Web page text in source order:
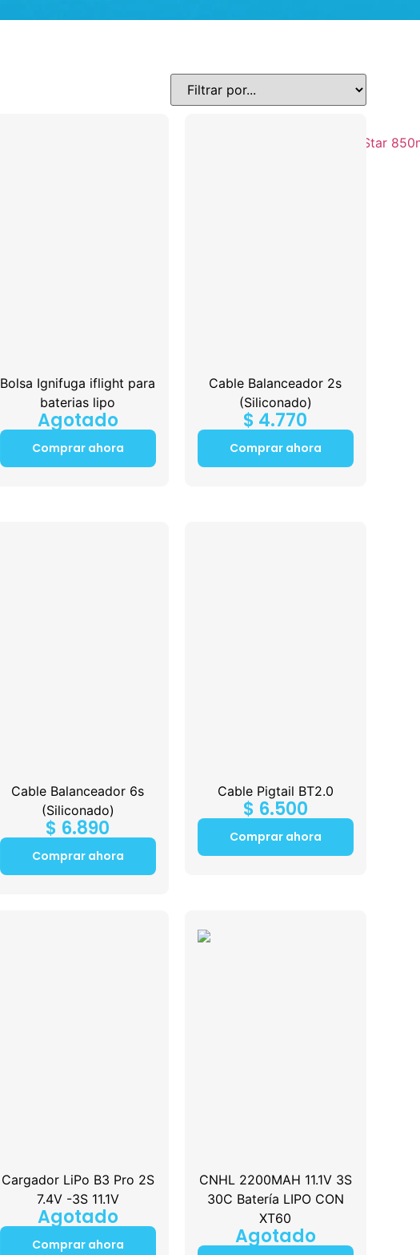
Bolsa Ignifuga iflight para
baterias lipo
Agotado
Comprar ahora
Cable Balanceador 2s
(Siliconado)
$ 4.770
Comprar ahora
Cable Balanceador 6s
(Siliconado)
$ 6.890
Comprar ahora
Cable Pigtail BT2.0
$ 6.500
Comprar ahora
Cargador LiPo B3 Pro 2S
7.4V -3S 11.1V
Agotado
Comprar ahora
CNHL 2200MAH 11.1V 3S
30C Batería LIPO CON
XT60
Agotado